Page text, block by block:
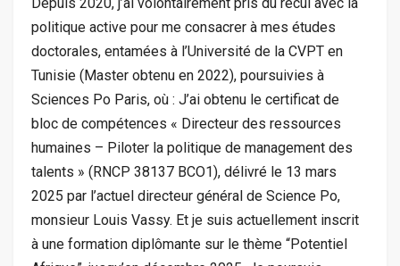
politique active pour me consacrer à mes études
doctorales, entamées à l’Université de la CVPT en
Tunisie (Master obtenu en 2022), poursuivies à
Sciences Po Paris, où : J’ai obtenu le certificat de
bloc de compétences « Directeur des ressources
humaines – Piloter la politique de management des
talents » (RNCP 38137 BCO1), délivré le 13 mars
2025 par l’actuel directeur général de Science Po,
monsieur Louis Vassy. Et je suis actuellement inscrit
à une formation diplômante sur le thème “Potentiel